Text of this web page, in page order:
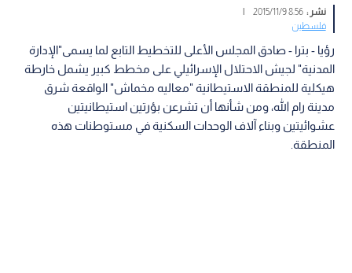
نشر :8:56 2015/11/9
|
فلسطين
رؤيا - بترا - صادق المجلس الأعلى للتخطيط التابع لما يسمى"الإدارة
المدنية" لجيش الاحتلال الإسرائيلي على مخطط كبير يشمل خارطة
هيكلية للمنطقة الاستيطانية "معاليه مخماش" الواقعة شرق
مدينة رام الله، ومن شأنها أن تشرعن بؤرتين استيطانيتين
عشوائيتين وبناء آلاف الوحدات السكنية في مستوطنات هذه
المنطقة.